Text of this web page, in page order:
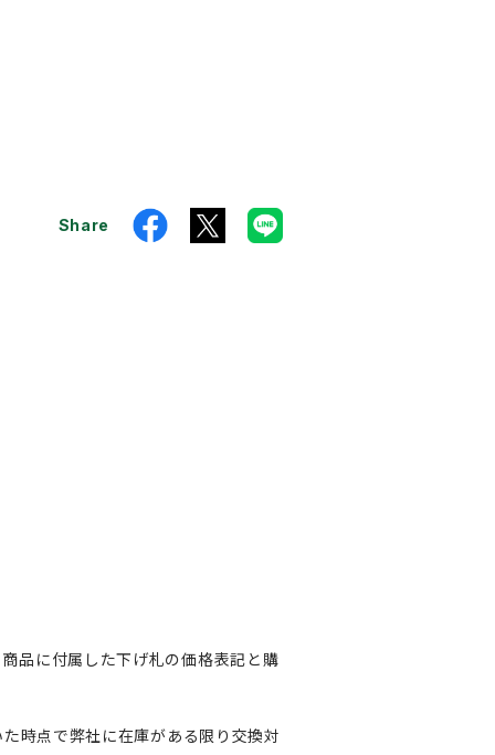
Share
品に付属した下げ札の価格表記と購
時点で弊社に在庫がある限り交換対